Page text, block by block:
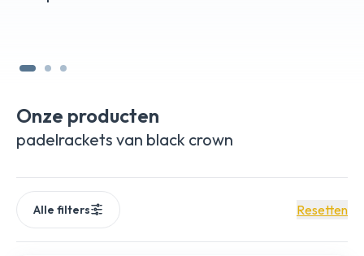
tot professionals. Duik in de wereld van Black Crown en vind
RACKETS PITON
Onze producten
padelrackets van black crown
Alle filters Resetten